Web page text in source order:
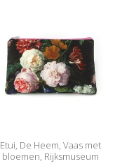
Etui, De Heem, Vaas met
bloemen, Rijksmuseum